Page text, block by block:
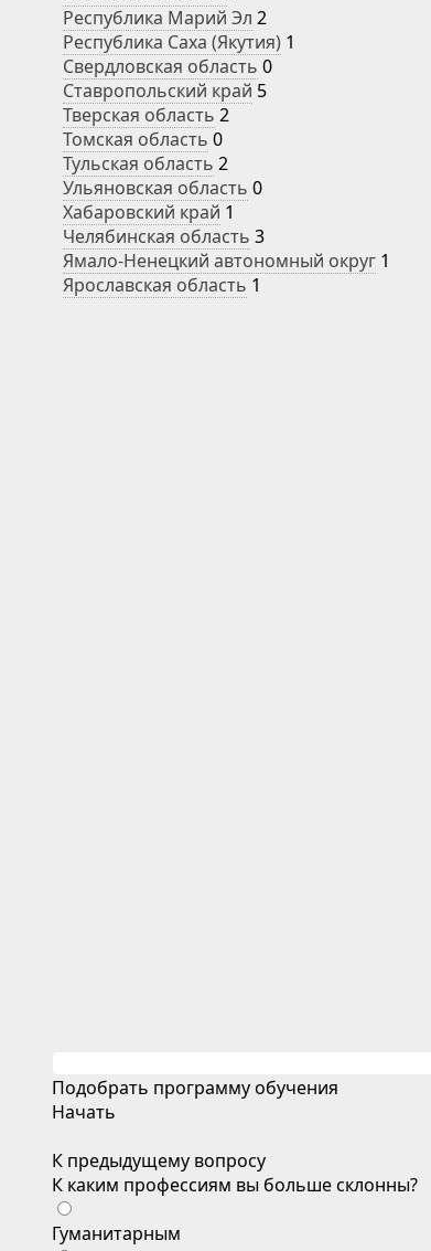
Республика Марий Эл 2
Республика Саха (Якутия) 1
Свердловская область 0
Ставропольский край 5
Тверская область 2
Томская область 0
Тульская область 2
Ульяновская область 0
Хабаровский край 1
Челябинская область 3
Ямало-Ненецкий автономный округ 1
Ярославская область 1
Подобрать программу обучения
Начать
К предыдущему вопросу
К каким профессиям вы больше склонны?
Гуманитарным